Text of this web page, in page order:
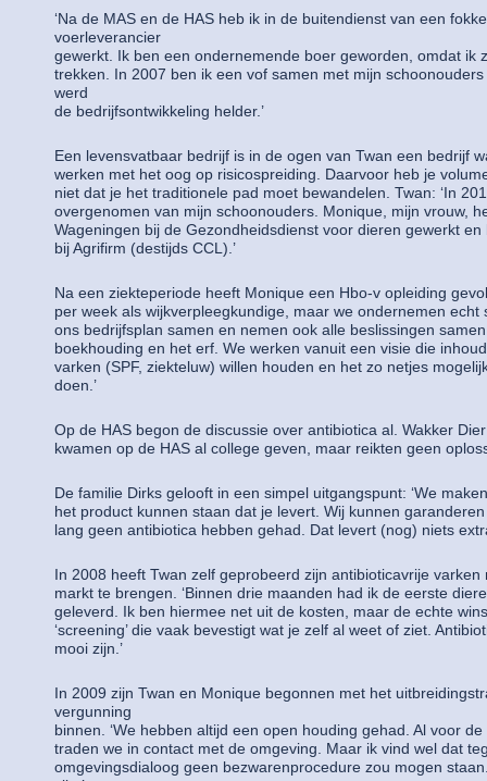
‘Na de MAS en de HAS heb ik in de buitendienst van een
voerleverancier
gewerkt. Ik ben een ondernemende boer geworden, omdat ik
trekken. In 2007 ben ik een vof samen met mijn
werd
de bedrijfsontwikkeling helder.’
Een levensvatbaar bedrijf is in de ogen van Twan een bedrijf
werken met het oog op risicospreiding. Daarvoor heb je
niet dat je het traditionele pad moet bewandelen. Twan: ‘In
overgenomen van mijn schoonouders. Monique, mijn vrouw,
Wageningen bij de Gezondheidsdienst voor dieren gewerkt
bij Agrifirm (destijds CCL).’
Na een ziekteperiode heeft Monique een Hbo-v opleiding
per week als wijkverpleegkundige, maar we ondernemen echt
ons bedrijfsplan samen en nemen ook alle beslissingen
boekhouding en het erf. We werken vanuit een visie die
varken (SPF, ziekteluw) willen houden en het zo netjes
doen.’
Op de HAS begon de discussie over antibiotica al. Wakker
kwamen op de HAS al college geven, maar reikten geen
De familie Dirks gelooft in een simpel uitgangspunt: ‘We
het product kunnen staan dat je levert. Wij kunnen
lang geen antibiotica hebben gehad. Dat levert (nog) niets
In 2008 heeft Twan zelf geprobeerd zijn antibioticavrije
markt te brengen. ‘Binnen drie maanden had ik de eerste
geleverd. Ik ben hiermee net uit de kosten, maar de echte
‘screening’ die vaak bevestigt wat je zelf al weet of ziet.
mooi zijn.’
In 2009 zijn Twan en Monique begonnen met het
vergunning
binnen. ‘We hebben altijd een open houding gehad. Al voor
traden we in contact met de omgeving. Maar ik vind wel dat
omgevingsdialoog geen bezwarenprocedure zou mogen